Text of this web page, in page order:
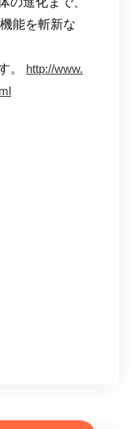
能を斬新な
。
http://www.